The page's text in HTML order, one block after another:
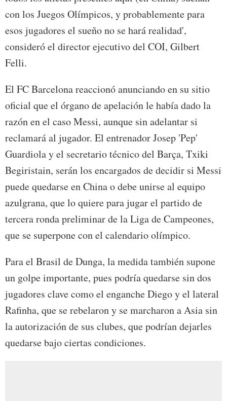
con los Juegos Olímpicos, y probablemente para
esos jugadores el sueño no se hará realidad',
consideró el director ejecutivo del COI, Gilbert
Felli.
El FC Barcelona reaccionó anunciando en su sitio
oficial que el órgano de apelación le había dado la
razón en el caso Messi, aunque sin adelantar si
reclamará al jugador. El entrenador Josep 'Pep'
Guardiola y el secretario técnico del Barça, Txiki
Begiristain, serán los encargados de decidir si Messi
puede quedarse en China o debe unirse al equipo
azulgrana, que lo quiere para jugar el partido de
tercera ronda preliminar de la Liga de Campeones,
que se superpone con el calendario olímpico.
Para el Brasil de Dunga, la medida también supone
un golpe importante, pues podría quedarse sin dos
jugadores clave como el enganche Diego y el lateral
Rafinha, que se rebelaron y se marcharon a Asia sin
la autorización de sus clubes, que podrían dejarles
quedarse bajo ciertas condiciones.